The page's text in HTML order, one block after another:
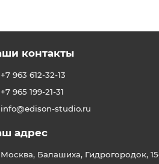
контакты
+7 963 612-32-13
+7 965 199-21-31
info@edison-studio.ru
адрес
Москва, Балашиха, Гидрогородок,